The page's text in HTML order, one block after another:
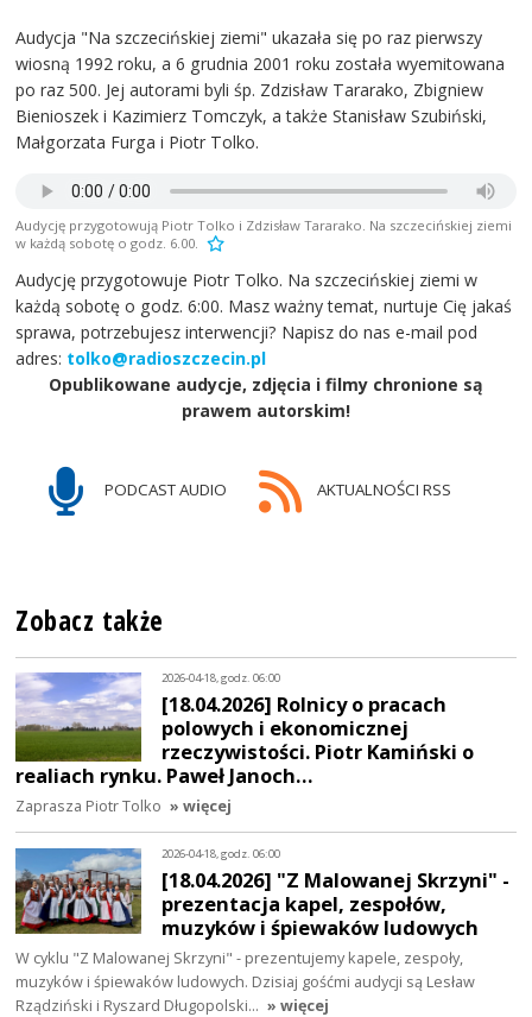
Audycja "Na szczecińskiej ziemi" ukazała się po raz pierwszy
wiosną 1992 roku, a 6 grudnia 2001 roku została wyemitowana
po raz 500. Jej autorami byli śp. Zdzisław Tararako, Zbigniew
Bienioszek i Kazimierz Tomczyk, a także Stanisław Szubiński,
Małgorzata Furga i Piotr Tolko.
Audycję przygotowują Piotr Tolko i Zdzisław Tararako. Na szczecińskiej ziemi
w każdą sobotę o godz. 6.00.
Audycję przygotowuje Piotr Tolko. Na szczecińskiej ziemi w
każdą sobotę o godz. 6:00. Masz ważny temat, nurtuje Cię jakaś
sprawa, potrzebujesz interwencji? Napisz do nas e-mail pod
adres: tolko@radioszczecin.pl
Opublikowane audycje, zdjęcia i filmy chronione są
prawem autorskim!
PODCAST AUDIO AKTUALNOŚCI RSS
Zobacz także
2026-04-18, godz. 06:00
[18.04.2026] Rolnicy o pracach
polowych i ekonomicznej
rzeczywistości. Piotr Kamiński o
realiach rynku. Paweł Janoch…
Zaprasza Piotr Tolko » więcej
2026-04-18, godz. 06:00
[18.04.2026] "Z Malowanej Skrzyni" -
prezentacja kapel, zespołów,
muzyków i śpiewaków ludowych
W cyklu "Z Malowanej Skrzyni" - prezentujemy kapele, zespoły,
muzyków i śpiewaków ludowych. Dzisiaj gośćmi audycji są Lesław
Rządziński i Ryszard Długopolski… » więcej